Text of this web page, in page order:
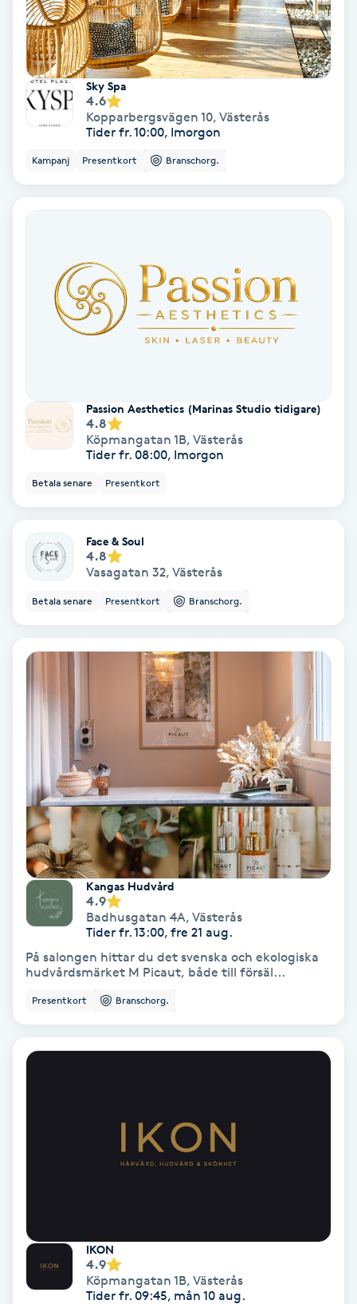
Färgning
Föning
Gel naglar
Gellack
Gellack med förstärkning
Gravidmassage
Gruppträning
Gua Sha-massage
Hatha Yoga
Headspa
Healing
HIFU
Hollywood Peel
Hot Stone Massage
Hot yoga
Hudföryngring
Huduppstramning
Hudvård
Hyaluronsyra
Hårvård
Sky Spa
4.6
Kopparbergsvägen 10, Västerås
Tider fr. 10:00, Imorgon
Kampanj Presentkort Branschorg.
Passion Aesthetics (Marinas Studio tidigare)
4.8
Köpmangatan 1B, Västerås
Tider fr. 08:00, Imorgon
Betala senare Presentkort
Face & Soul
4.8
Vasagatan 32, Västerås
Betala senare Presentkort Branschorg.
Kangas Hudvård
4.9
Badhusgatan 4A, Västerås
Tider fr. 13:00, fre 21 aug.
På salongen hittar du det svenska och ekologiska
hudvårdsmärket M Picaut, både till försäl...
Presentkort Branschorg.
IKON
4.9
Köpmangatan 1B, Västerås
Tider fr. 09:45, mån 10 aug.